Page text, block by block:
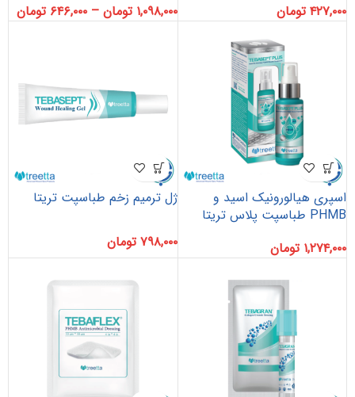
۴۲۷,۰۰۰ تومان
۱,۰۹۸,۰۰۰ تومان – ۶۴۶,۰۰۰ تومان
اسپری هیالورونیک اسید و
PHMB طباسپت پلاس تریتا
۱,۲۷۴,۰۰۰ تومان
ژل ترمیم زخم طباسپت تریتا
۷۹۸,۰۰۰ تومان